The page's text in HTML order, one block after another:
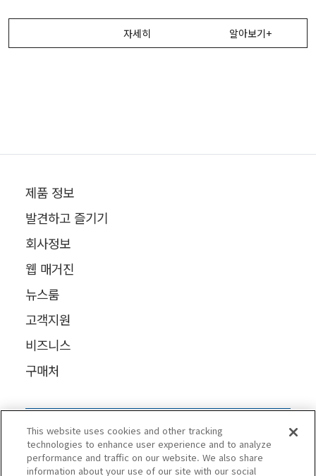
자세히 알아보기+
제품 정보
발견하고 즐기기
회사정보
웹 매거진
뉴스룸
고객지원
비즈니스
구매처
This website uses cookies and other tracking
technologies to enhance user experience and to analyze
performance and traffic on our website. We also share
information about your use of our site with our social